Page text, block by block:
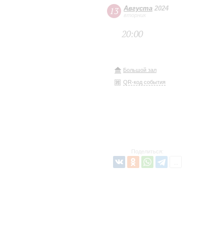
13 Августа 2024
вторник
20:00
Большой зал
QR-код события
Поделиться: